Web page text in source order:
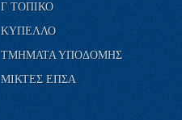
Γ ΤΟΠΙΚΟ
ΚΥΠΕΛΛΟ
ΤΜΗΜΑΤΑ ΥΠΟΔΟΜΗΣ
ΜΙΚΤΕΣ ΕΠΣΑ